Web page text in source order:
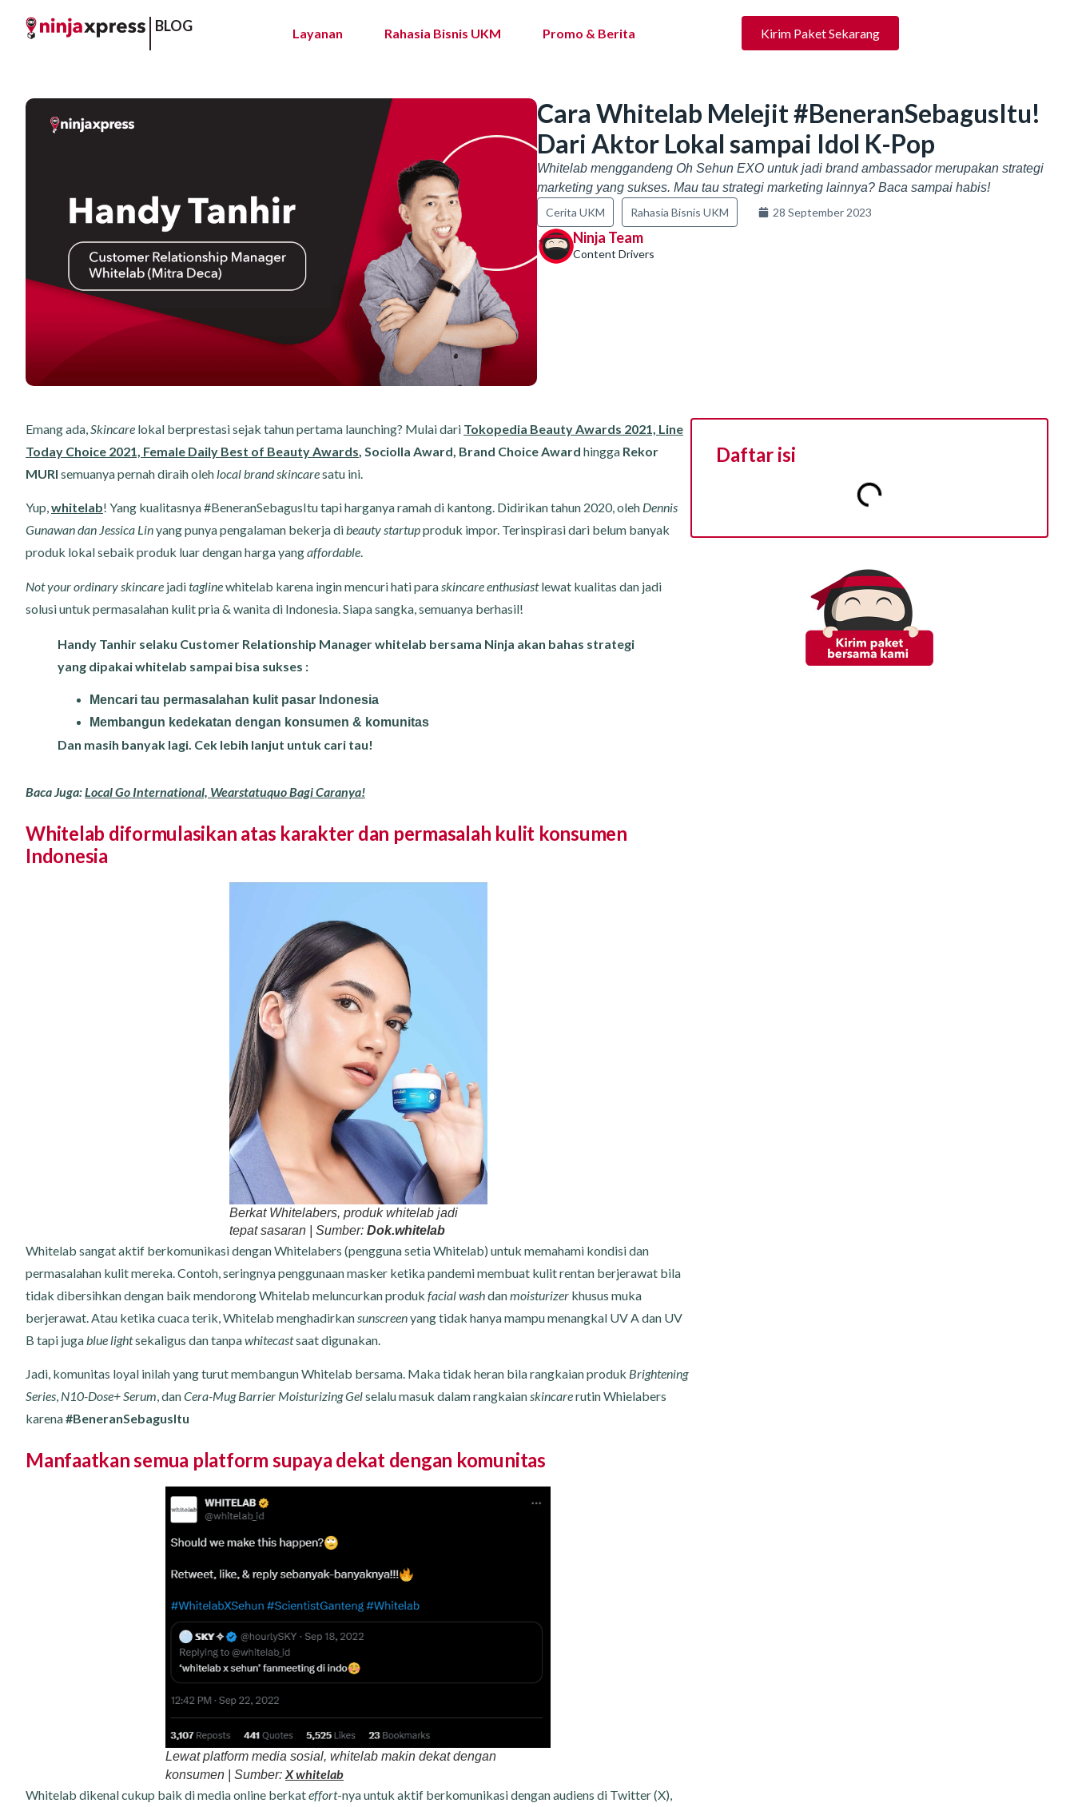
BLOG Layanan Rahasia Bisnis UKM Promo & Berita Kirim Paket Sekarang
Cara Whitelab Melejit #BeneranSebagusItu!
Dari Aktor Lokal sampai Idol K-Pop
Whitelab menggandeng Oh Sehun EXO untuk jadi brand ambassador merupakan strategi
marketing yang sukses. Mau tau strategi marketing lainnya? Baca sampai habis!
Cerita UKM
Rahasia Bisnis UKM 28 September 2023
Ninja Team
Content Drivers
Emang ada,Skincare lokal berprestasi sejak tahun pertama launching? Mulai dari Tokopedia Beauty Awards 2021, Line
Today Choice 2021, Female Daily Best of Beauty Awards, Sociolla Award, Brand Choice Award hingga Rekor
MURI semuanya pernah diraih oleh local brand skincaresatu ini.
Yup,whitelab! Yang kualitasnya #BeneranSebagusItu tapi harganya ramah di kantong. Didirikan tahun 2020, oleh Dennis
Gunawan dan Jessica Linyang punya pengalaman bekerja dibeauty startupproduk impor. Terinspirasi dari belum banyak
produk lokal sebaik produk luar dengan harga yangaffordable.
Not your ordinary skincare jaditaglinewhitelab karena ingin mencuri hati para skincare enthusiastlewat kualitas dan jadi
solusi untuk permasalahan kulit pria & wanita di Indonesia. Siapa sangka, semuanya berhasil!
Handy Tanhir selaku Customer Relationship Manager whitelab bersama Ninja akan bahas strategi
yang dipakai whitelab sampai bisa sukses :
Mencari tau permasalahan kulit pasar Indonesia
Membangun kedekatan dengan konsumen & komunitas
Dan masih banyak lagi. Cek lebih lanjut untuk cari tau!
Baca Juga:Local Go International, Wearstatuquo Bagi Caranya!
Whitelab diformulasikan atas karakter dan permasalah kulit konsumen
Indonesia
Berkat Whitelabers, produk whitelab jadi
tepat sasaran | Sumber: Dok.whitelab
Whitelab sangat aktif berkomunikasi dengan Whitelabers (pengguna setia Whitelab) untuk memahami kondisi dan
permasalahan kulit mereka. Contoh, seringnya penggunaan masker ketika pandemi membuat kulit rentan berjerawat bila
tidak dibersihkan dengan baik mendorong Whitelab meluncurkan produk facial washdanmoisturizer khusus muka
berjerawat. Atau ketika cuaca terik, Whitelab menghadirkan sunscreenyang tidak hanya mampu menangkal UV A dan UV
B tapi juga blue lightsekaligus dan tanpawhitecastsaat digunakan.
Jadi, komunitas loyal inilah yang turut membangun Whitelab bersama. Maka tidak heran bila rangkaian produk Brightening
Series, N10-Dose+ Serum, danCera-Mug Barrier Moisturizing Gelselalu masuk dalam rangkaianskincarerutin Whielabers
karena#BeneranSebagusItu
Manfaatkan semua platform supaya dekat dengan komunitas
Lewat platform media sosial, whitelab makin dekat dengan
konsumen | Sumber: X whitelab
Whitelab dikenal cukup baik di media online berkateffort-nya untuk aktif berkomunikasi dengan audiens di Twitter (X),
Daftar isi